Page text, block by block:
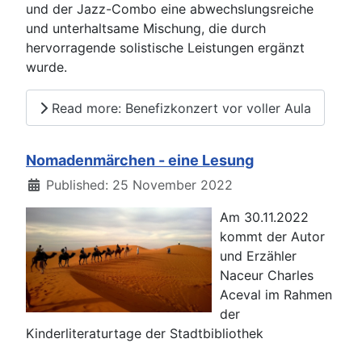
und der Jazz-Combo eine abwechslungsreiche
und unterhaltsame Mischung, die durch
hervorragende solistische Leistungen ergänzt
wurde.
Read more: Benefizkonzert vor voller Aula
Nomadenmärchen - eine Lesung
DetailsPublished: 25 November 2022
Am 30.11.2022
kommt der Autor
und Erzähler
Naceur Charles
Aceval im Rahmen
der
Kinderliteraturtage der Stadtbibliothek